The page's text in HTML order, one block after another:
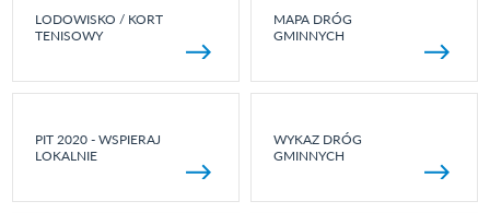
LODOWISKO / KORT
TENISOWY
MAPA DRÓG
GMINNYCH
PIT 2020 - WSPIERAJ
LOKALNIE
WYKAZ DRÓG
GMINNYCH